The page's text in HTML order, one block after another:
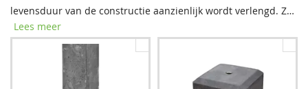
levensduur van de constructie aanzienlijk wordt verlengd. Zo
staat uw buitenverblijf stevig en blijft het langer mooi!
Lees meer